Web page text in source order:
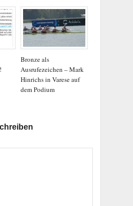
Bronze als
Ausrufezeichen – Mark
Hinrichs in Varese auf
dem Podium